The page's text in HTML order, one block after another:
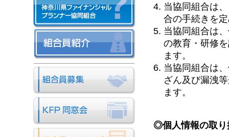
当協同組合は
合の手続きを
当協同組合は
の教育・研修
ます。
当協同組合は
ざん及び漏洩
ます。
◎個人情報の取り